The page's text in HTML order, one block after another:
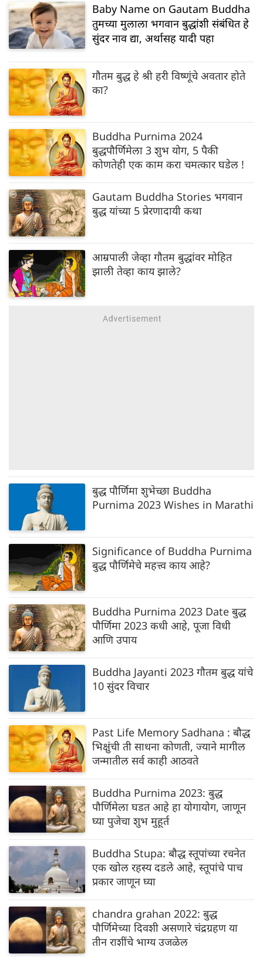
Baby Name on Gautam Buddha
तुमच्या मुलाला भगवान बुद्धांशी संबंधित हे
सुंदर नाव द्या, अर्थासह यादी पहा
गौतम बुद्ध हे श्री हरी विष्णूंचे अवतार होते
का?
Buddha Purnima 2024
बुद्धपौर्णिमेला 3 शुभ योग, 5 पैकी
कोणतेही एक काम करा चमत्कार घडेल !
Gautam Buddha Stories भगवान
बुद्ध यांच्या 5 प्रेरणादायी कथा
आम्रपाली जेव्हा गौतम बुद्धांवर मोहित
झाली तेव्हा काय झाले?
बुद्ध पौर्णिमा शुभेच्छा Buddha
Purnima 2023 Wishes in Marathi
Significance of Buddha Purnima
बुद्ध पौर्णिमेचे महत्त्व काय आहे?
Buddha Purnima 2023 Date बुद्ध
पौर्णिमा 2023 कधी आहे, पूजा विधी
आणि उपाय
Buddha Jayanti 2023 गौतम बुद्ध यांचे
10 सुंदर विचार
Past Life Memory Sadhana : बौद्ध
भिक्षुंची ती साधना कोणती, ज्याने मागील
जन्मातील सर्व काही आठवते
Buddha Purnima 2023: बुद्ध
पौर्णिमेला घडत आहे हा योगायोग, जाणून
घ्या पुजेचा शुभ मुहूर्त
Buddha Stupa: बौद्ध स्तूपांच्या रचनेत
एक खोल रहस्य दडले आहे, स्तूपांचे पाच
प्रकार जाणून घ्या
chandra grahan 2022: बुद्ध
पौर्णिमेच्या दिवशी असणारे चंद्रग्रहण या
तीन राशींचे भाग्य उजळेल